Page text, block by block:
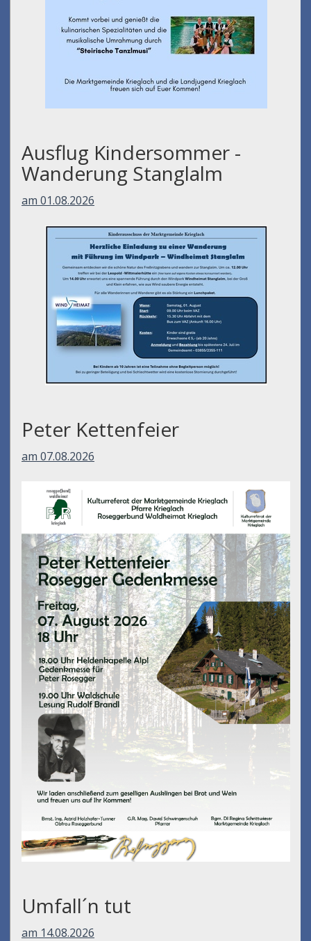
Ausflug Kindersommer -
Wanderung Stanglalm
am 01.08.2026
Peter Kettenfeier
am 07.08.2026
Umfall´n tut
am 14.08.2026